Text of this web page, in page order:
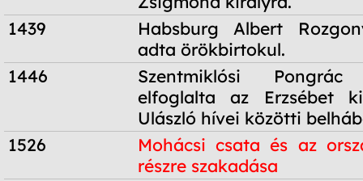
1439
Habsburg Albert
adta örökbirtokul.
1446
Szentmiklósi Pongrác
elfoglalta az Erzsébet
Ulászló hívei közötti
1526
Mohácsi csata és az
részre szakadása